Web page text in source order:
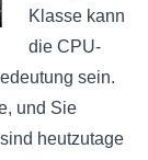
Klasse kann
die CPU-
sein.
und Sie
heutzutage